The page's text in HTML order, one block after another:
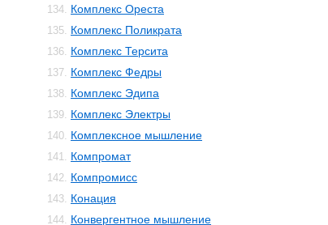
134. Комплекс Ореста
135. Комплекс Поликрата
136. Комплекс Терсита
137. Комплекс Федры
138. Комплекс Эдипа
139. Комплекс Электры
140. Комплексное мышление
141. Компромат
142. Компромисс
143. Конация
144. Конвергентное мышление